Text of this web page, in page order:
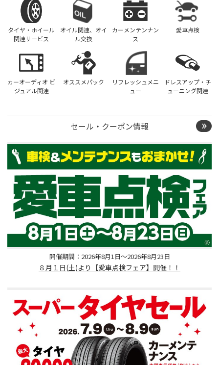
タイヤ・ホイール
関連サービス
オイル関連、オイ
ル交換
カーメンテンナン
ス
愛車点検
カーオーディオ ビ
ジュアル関連
オススメパック
リフレッシュメニ
ュー
ドレスアップ・チ
ューニング関連
セール・クーポン情報
開催期間：2026年8月1日～2026年8月23日
８月１日(土)より【愛車点検フェア】開催！！